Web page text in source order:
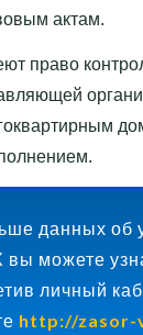
актам.
право
данных об
можете
личный
http://zasor-